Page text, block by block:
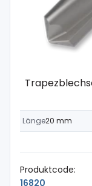
Länge20 mm
Produktcode:
16820